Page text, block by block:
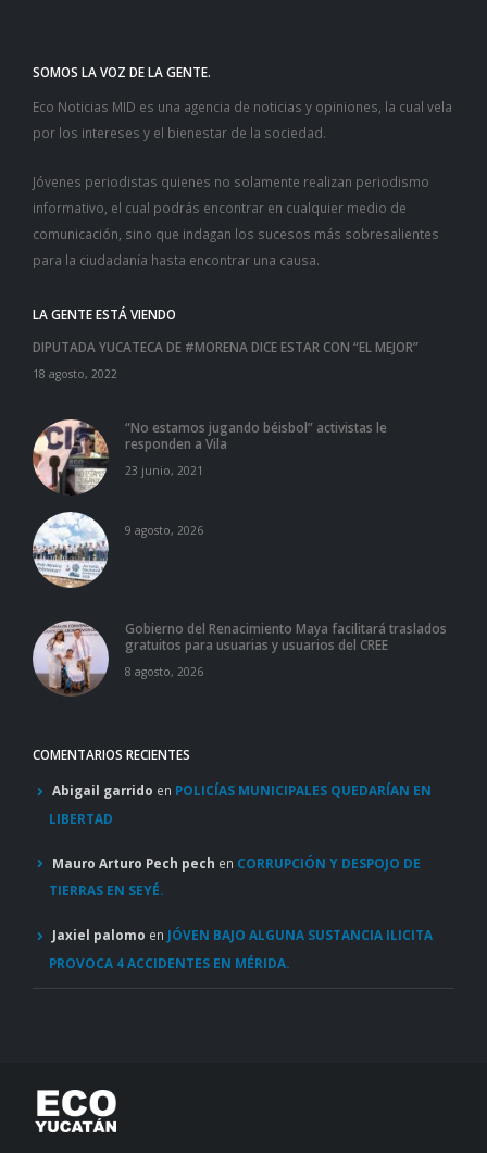
SOMOS LA VOZ DE LA GENTE.
Eco Noticias MID es una agencia de noticias y opiniones, la cual vela
por los intereses y el bienestar de la sociedad.
Jóvenes periodistas quienes no solamente realizan periodismo
informativo, el cual podrás encontrar en cualquier medio de
comunicación, sino que indagan los sucesos más sobresalientes
para la ciudadanía hasta encontrar una causa.
LA GENTE ESTÁ VIENDO
DIPUTADA YUCATECA DE #MORENA DICE ESTAR CON “EL MEJOR”
18 agosto, 2022
“No estamos jugando béisbol” activistas le
responden a Vila
23 junio, 2021
9 agosto, 2026
Gobierno del Renacimiento Maya facilitará traslados
gratuitos para usuarias y usuarios del CREE
8 agosto, 2026
COMENTARIOS RECIENTES
Abigail garrido en POLICÍAS MUNICIPALES QUEDARÍAN EN
LIBERTAD
Mauro Arturo Pech pech en CORRUPCIÓN Y DESPOJO DE
TIERRAS EN SEYÉ.
Jaxiel palomo en JÓVEN BAJO ALGUNA SUSTANCIA ILICITA
PROVOCA 4 ACCIDENTES EN MÉRIDA.